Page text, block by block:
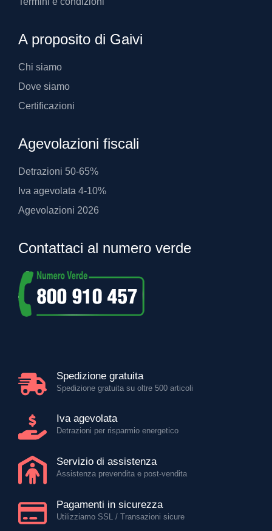
A proposito di Gaivi
Chi siamo
Dove siamo
Certificazioni
Agevolazioni fiscali
Detrazioni 50-65%
Iva agevolata 4-10%
Agevolazioni 2026
Contattaci al numero verde
Spedizione gratuita
Spedizione gratuita su oltre 500 articoli
Iva agevolata
Detrazioni per risparmio energetico
Servizio di assistenza
Assistenza prevendita e post-vendita
Pagamenti in sicurezza
Utilizziamo SSL / Transazioni sicure